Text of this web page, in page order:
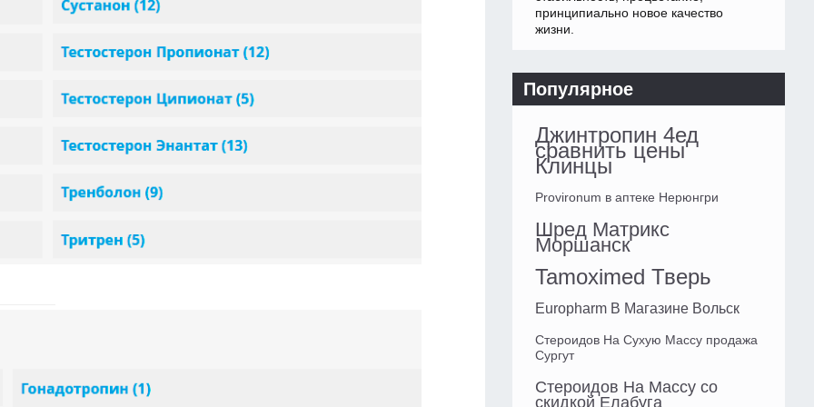
принципиально новое качество
жизни.
Популярное
Джинтропин 4ед
сравнить цены
Клинцы
Provironum в аптеке Нерюнгри
Шред Матрикс
Моршанск
Tamoximed Тверь
Europharm В Магазине Вольск
Стероидов На Сухую Массу продажа
Сургут
Стероидов На Массу со
скидкой Елабуга